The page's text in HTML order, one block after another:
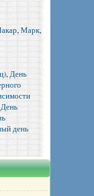
,Марк,
,День
День
день